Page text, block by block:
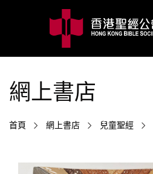
網上書店
首頁 網上書店 兒童聖經